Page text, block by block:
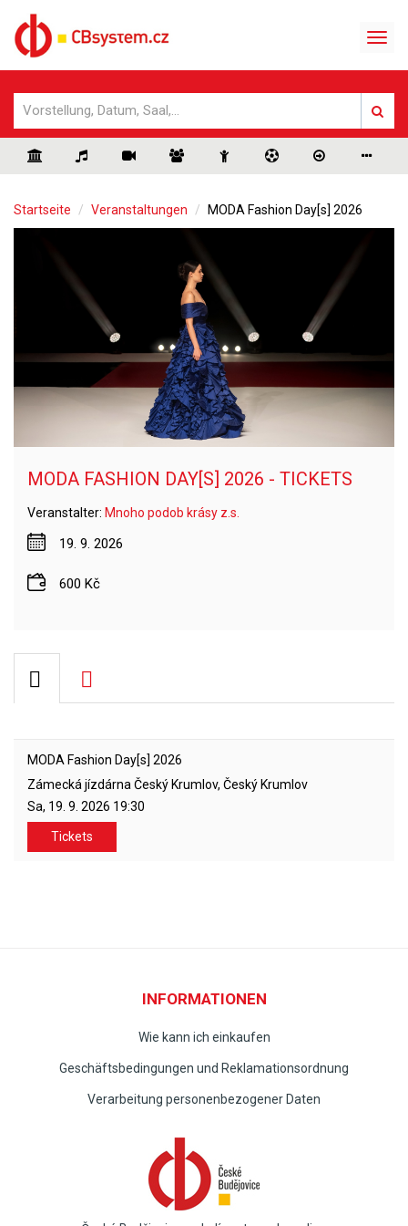
Startseite Veranstaltungen MODA Fashion Day[s] 2026
MODA FASHION DAY[S] 2026 - TICKETS
Veranstalter: Mnoho podob krásy z.s.
19. 9. 2026
600 Kč
MODA Fashion Day[s] 2026
Zámecká jízdárna Český Krumlov, Český Krumlov
Sa, 19. 9. 2026 19:30
Tickets
INFORMATIONEN
Wie kann ich einkaufen
Geschäftsbedingungen und Reklamationsordnung
Verarbeitung personenbezogener Daten